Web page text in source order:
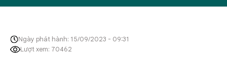
Ngày phát hành: 15/09/2023 - 09:31
Lượt xem: 70462